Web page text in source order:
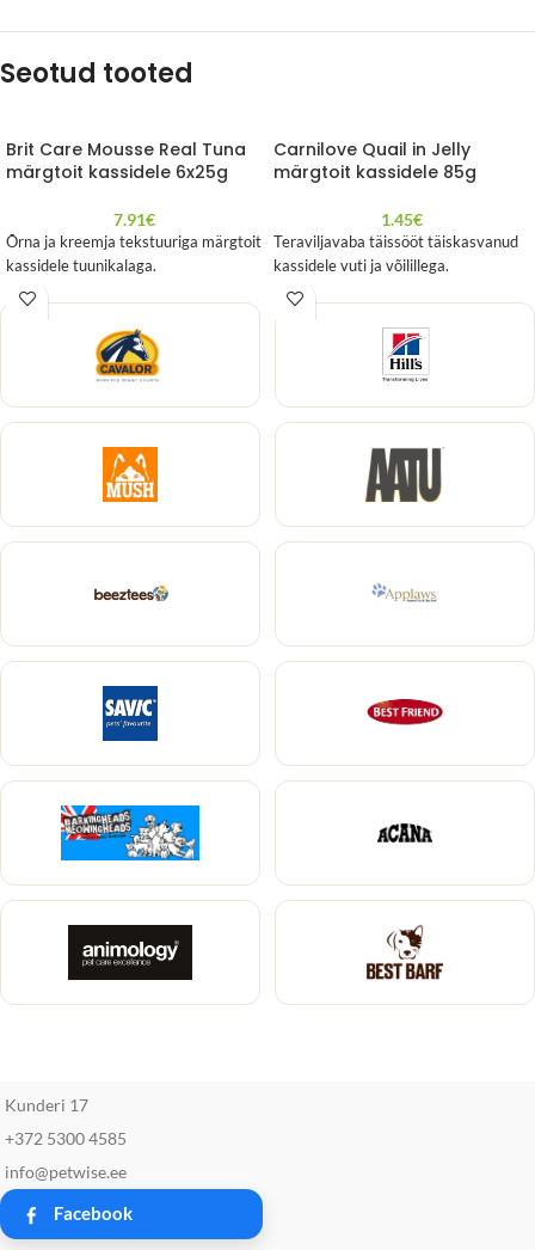
Seotud tooted
Brit Care Mousse Real Tuna
märgtoit kassidele 6x25g
7.91€
Õrna ja kreemja tekstuuriga märgtoit
kassidele tuunikalaga.
Carnilove Quail in Jelly
märgtoit kassidele 85g
1.45€
Teraviljavaba täissööt täiskasvanud
kassidele vuti ja võilillega.
Kunderi 17
+372 5300 4585
info@petwise.ee
Facebook